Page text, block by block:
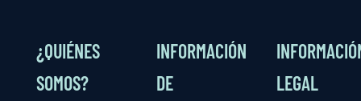
¿QUIÉNES
SOMOS?
INFORMACIÓN
DE
LEGAL